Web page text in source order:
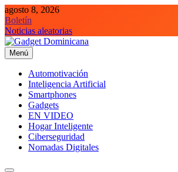
Saltar
al
contenido
agosto 8, 2026
Boletín
Noticias aleatorias
Gadget Dominicana
Gadgets, Autos y Tecnología de consumo
Menú
Automotivación
Inteligencia Artificial
Smartphones
Gadgets
EN VIDEO
Hogar Inteligente
Ciberseguridad
Nomadas Digitales